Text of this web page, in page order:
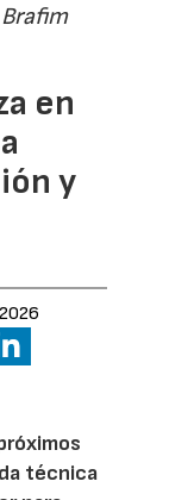
en
y
técnica